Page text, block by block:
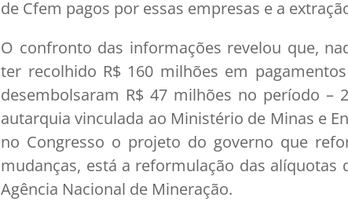
de Cfem pagos por essas empresas e a
O confronto das informações revelou que,
ter recolhido R$ 160 milhões em
desembolsaram R$ 47 milhões no período –
autarquia vinculada ao Ministério de Minas e
no Congresso o projeto do governo que
mudanças, está a reformulação das
Agência Nacional de Mineração.